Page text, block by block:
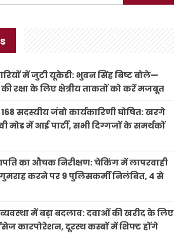
में जुटी यूकेडी: भुवन सिंह बिष्ट बोले—
रक्षा के लिए क्षेत्रीय ताकतों को करें मजबूत
168 सदस्यीय जंबो कार्यकारिणी घोषित: खरगे
मोड में आई पार्टी, सभी दिग्गजों के समर्थकों
का औचक निरीक्षण: चेकिंग में लापरवाही
करने पर 9 पुलिसकर्मी निलंबित, 4 से
व्यवस्था में बड़ा बदलाव: दवाओं की खरीद के लिए
कारपोरेशन, दूरस्थ कस्बों में शिफ्ट होंगे